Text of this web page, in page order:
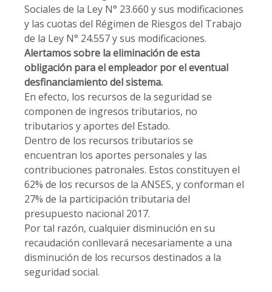
Sociales de la Ley N° 23.660 y sus modificaciones
y las cuotas del Régimen de Riesgos del Trabajo
de la Ley N° 24.557 y sus modificaciones.
Alertamos sobre la eliminación de esta
obligación para el empleador por el eventual
desfinanciamiento del sistema.
En efecto, los recursos de la seguridad se
componen de ingresos tributarios, no
tributarios y aportes del Estado.
Dentro de los recursos tributarios se
encuentran los aportes personales y las
contribuciones patronales. Estos constituyen el
62% de los recursos de la ANSES, y conforman el
27% de la participación tributaria del
presupuesto nacional 2017.
Por tal razón, cualquier disminución en su
recaudación conllevará necesariamente a una
disminución de los recursos destinados a la
seguridad social.